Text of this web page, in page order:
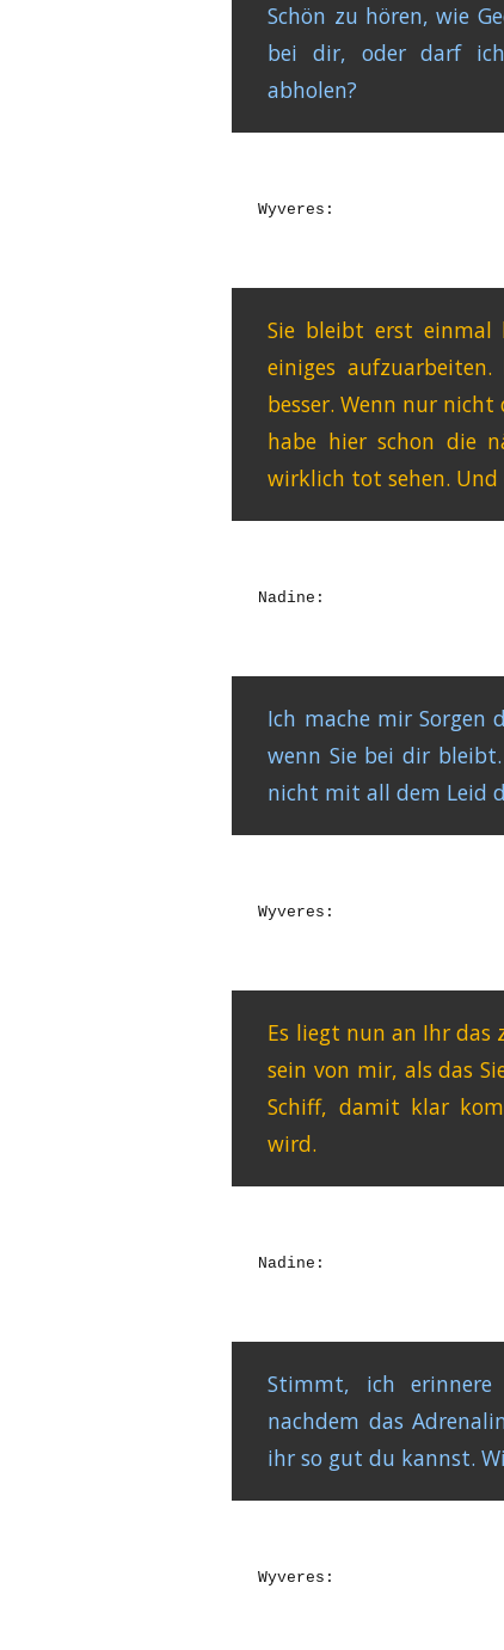
Schön zu hören, wie
bei dir, oder darf
abholen?
Wyveres:
Sie bleibt erst einmal
einiges
besser. Wenn nur
habe hier schon die
wirklich tot sehen.
Nadine:
Ich mache mir Sorgen
wenn Sie bei dir
nicht mit all dem Leid
Wyveres:
Es liegt nun an Ihr das
sein von mir, als das
Schiff, damit klar
wird.
Nadine:
Stimmt, ich
nachdem das
ihr so gut du kannst.
Wyveres: